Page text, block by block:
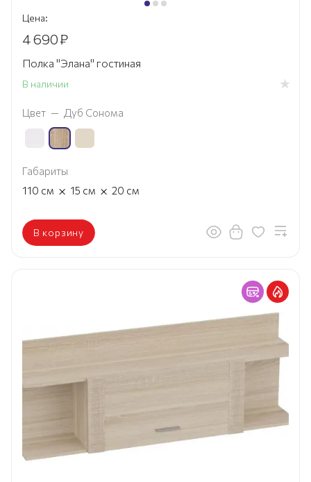
Цена:
4 690₽
Полка "Элана" гостиная
В наличии
Цвет — Дуб Сонома
Габариты
110 см × 15 см × 20 см
В корзину